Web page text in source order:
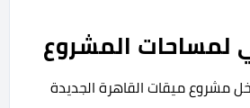
لمساحات المشروع
مشروع ميقات القاهرة الجديدة